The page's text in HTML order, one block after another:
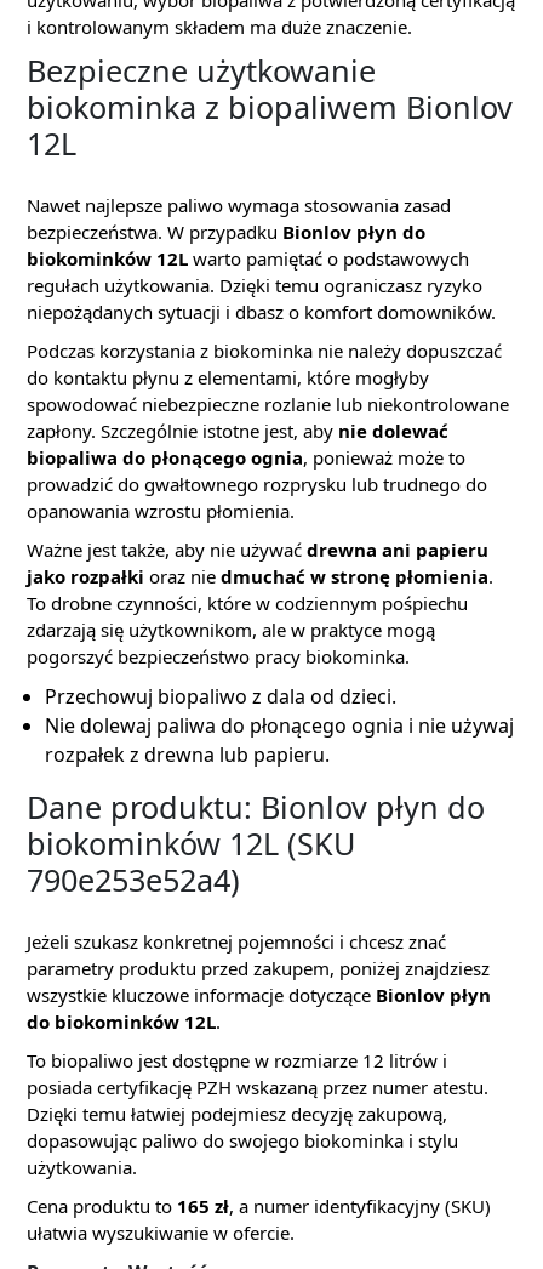
i kontrolowanym składem ma duże znaczenie.
Bezpieczne użytkowanie
biokominka z biopaliwem Bionlov
12L
Nawet najlepsze paliwo wymaga stosowania zasad
bezpieczeństwa. W przypadku Bionlov płyn do
biokominków 12L warto pamiętać o podstawowych
regułach użytkowania. Dzięki temu ograniczasz ryzyko
niepożądanych sytuacji i dbasz o komfort domowników.
Podczas korzystania z biokominka nie należy dopuszczać
do kontaktu płynu z elementami, które mogłyby
spowodować niebezpieczne rozlanie lub niekontrolowane
zapłony. Szczególnie istotne jest, aby nie dolewać
biopaliwa do płonącego ognia, ponieważ może to
prowadzić do gwałtownego rozprysku lub trudnego do
opanowania wzrostu płomienia.
Ważne jest także, aby nie używać drewna ani papieru
jako rozpałki oraz nie dmuchać w stronę płomienia.
To drobne czynności, które w codziennym pośpiechu
zdarzają się użytkownikom, ale w praktyce mogą
pogorszyć bezpieczeństwo pracy biokominka.
Przechowuj biopaliwo z dala od dzieci.
Nie dolewaj paliwa do płonącego ognia i nie używaj
rozpałek z drewna lub papieru.
Dane produktu: Bionlov płyn do
biokominków 12L (SKU
790e253e52a4)
Jeżeli szukasz konkretnej pojemności i chcesz znać
parametry produktu przed zakupem, poniżej znajdziesz
wszystkie kluczowe informacje dotyczące Bionlov płyn
do biokominków 12L.
To biopaliwo jest dostępne w rozmiarze 12 litrów i
posiada certyfikację PZH wskazaną przez numer atestu.
Dzięki temu łatwiej podejmiesz decyzję zakupową,
dopasowując paliwo do swojego biokominka i stylu
użytkowania.
Cena produktu to 165 zł, a numer identyfikacyjny (SKU)
ułatwia wyszukiwanie w ofercie.